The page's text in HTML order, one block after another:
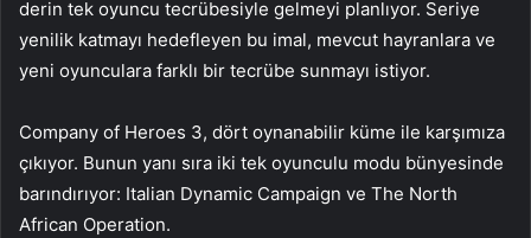
derin tek oyuncu tecrübesiyle gelmeyi planlıyor. Seriye
yenilik katmayı hedefleyen bu imal, mevcut hayranlara ve
yeni oyunculara farklı bir tecrübe sunmayı istiyor.
Company of Heroes 3, dört oynanabilir küme ile karşımıza
çıkıyor. Bunun yanı sıra iki tek oyunculu modu bünyesinde
barındırıyor: Italian Dynamic Campaign ve The North
African Operation.